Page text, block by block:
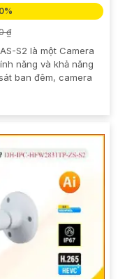
₫
S2 là một Camera
năng và khả năng
ban đêm, camera